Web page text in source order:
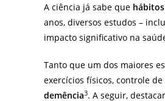
A ciência já sabe que
anos, diversos estudos –
impacto significativo na
Tanto que um dos maiores
exercícios físicos, controle
demência3. A seguir,